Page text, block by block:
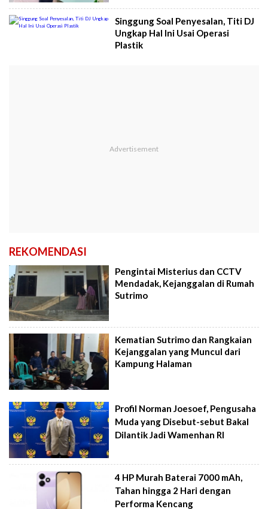
Singgung Soal Penyesalan, Titi DJ
Ungkap Hal Ini Usai Operasi
Plastik
REKOMENDASI
Pengintai Misterius dan CCTV
Mendadak, Kejanggalan di Rumah
Sutrimo
Kematian Sutrimo dan Rangkaian
Kejanggalan yang Muncul dari
Kampung Halaman
Profil Norman Joesoef, Pengusaha
Muda yang Disebut-sebut Bakal
Dilantik Jadi Wamenhan RI
4 HP Murah Baterai 7000 mAh,
Tahan hingga 2 Hari dengan
Performa Kencang